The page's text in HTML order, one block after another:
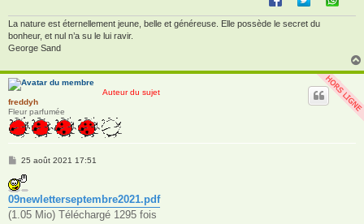
La nature est éternellement jeune, belle et généreuse. Elle possède le secret du
bonheur, et nul n’a su le lui ravir.
George Sand
Auteur du sujet
freddyh
Fleur parfumée
M
s
s
a
g
e
25 août 2021 17:51
09newletterseptembre2021.pdf
(1.05 Mio) Téléchargé 1295 fois